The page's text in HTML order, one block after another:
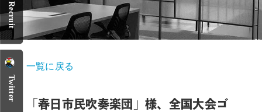
Recruit
Twitter
一覧に戻る
「春日市民吹奏楽団」様、全国大会ゴ